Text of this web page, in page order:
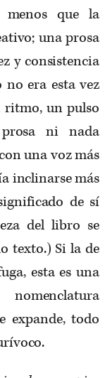
menos que la
una prosa
y consistencia
no era esta vez
ritmo, un pulso
ni nada
unavoz más
inclinarsemás
de sí
del libro se
texto.) Si la de
esta es una
nomenclatura
expande, todo